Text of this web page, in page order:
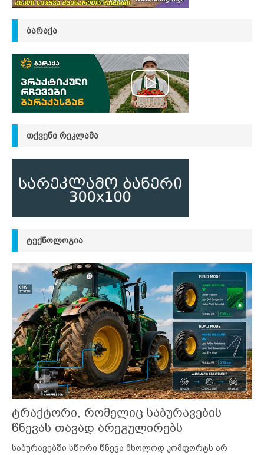
ᲑᲐᲠᲐᲥᲐ
ᲗᲥᲕᲔᲜᲘ ᲠᲔᲙᲚᲐᲛᲐ
ᲢᲔᲥᲜᲝᲚᲝᲒᲘᲐ
ტრაქტორი, რომელიც საბურავების
წნევას თავად არეგულირებს
საბურავებში სწორი წნევა მხოლოდ კომფორტს არ